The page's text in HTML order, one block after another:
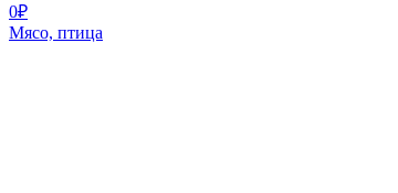
0₽
Мясо, птица